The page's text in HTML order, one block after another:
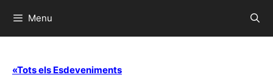
Menu
«Tots els Esdeveniments